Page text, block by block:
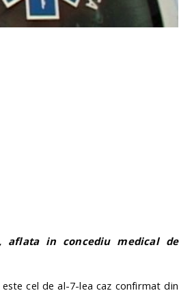
aflata in concediu medical de
cel de al-7-lea caz confirmat din